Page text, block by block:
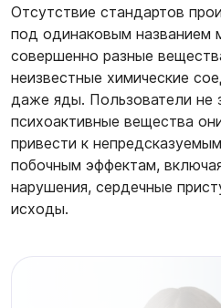
Отсутствие стандартов
под одинаковым названием
совершенно разные
неизвестные химические
даже яды. Пользователи не
психоактивные вещества
привести к
побочным эффектам,
нарушения, сердечные
исходы.